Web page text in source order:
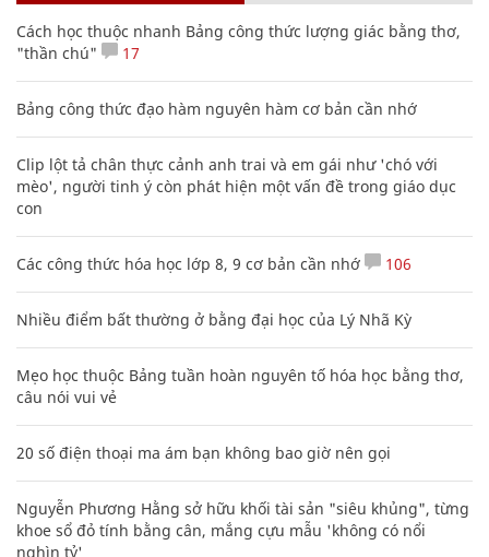
Cách học thuộc nhanh Bảng công thức lượng giác bằng thơ,
"thần chú"
17
Bảng công thức đạo hàm nguyên hàm cơ bản cần nhớ
Clip lột tả chân thực cảnh anh trai và em gái như 'chó với
mèo', người tinh ý còn phát hiện một vấn đề trong giáo dục
con
Các công thức hóa học lớp 8, 9 cơ bản cần nhớ 106
Nhiều điểm bất thường ở bằng đại học của Lý Nhã Kỳ
Mẹo học thuộc Bảng tuần hoàn nguyên tố hóa học bằng thơ,
câu nói vui vẻ
20 số điện thoại ma ám bạn không bao giờ nên gọi
Nguyễn Phương Hằng sở hữu khối tài sản "siêu khủng", từng
khoe sổ đỏ tính bằng cân, mắng cựu mẫu 'không có nổi
nghìn tỷ'